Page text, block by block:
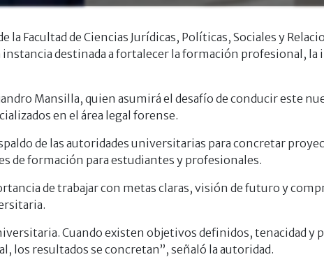
la Facultad de Ciencias Jurídicas, Políticas, Sociales y
destinada a fortalecer la formación profesional,
Mansilla, quien asumirá el desafío de conducir este
en el área legal forense.
de las autoridades universitarias para concretar
de formación para estudiantes y profesionales.
de trabajar con metas claras, visión de futuro y
Cuando existen objetivos definidos, tenacidad y
resultados se concretan”, señaló la autoridad.